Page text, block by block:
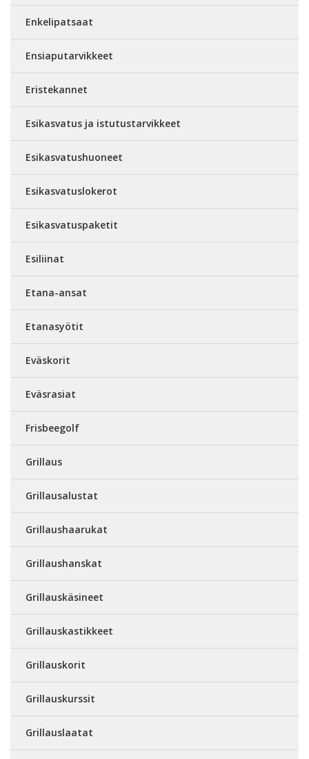
Enkelipatsaat
Ensiaputarvikkeet
Eristekannet
Esikasvatus ja istutustarvikkeet
Esikasvatushuoneet
Esikasvatuslokerot
Esikasvatuspaketit
Esiliinat
Etana-ansat
Etanasyötit
Eväskorit
Eväsrasiat
Frisbeegolf
Grillaus
Grillausalustat
Grillaushaarukat
Grillaushanskat
Grillauskäsineet
Grillauskastikkeet
Grillauskorit
Grillauskurssit
Grillauslaatat